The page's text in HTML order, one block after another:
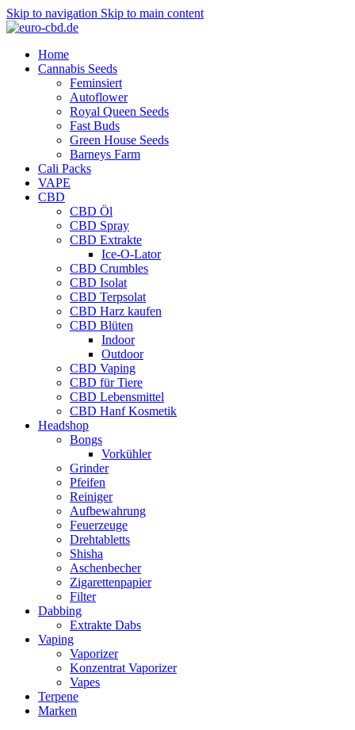
Skip to navigation Skip to main content
Home
Cannabis Seeds
Feminsiert
Autoflower
Royal Queen Seeds
Fast Buds
Green House Seeds
Barneys Farm
Cali Packs
VAPE
CBD
CBD Öl
CBD Spray
CBD Extrakte
Ice-O-Lator
CBD Crumbles
CBD Isolat
CBD Terpsolat
CBD Harz kaufen
CBD Blüten
Indoor
Outdoor
CBD Vaping
CBD für Tiere
CBD Lebensmittel
CBD Hanf Kosmetik
Headshop
Bongs
Vorkühler
Grinder
Pfeifen
Reiniger
Aufbewahrung
Feuerzeuge
Drehtabletts
Shisha
Aschenbecher
Zigarettenpapier
Filter
Dabbing
Extrakte Dabs
Vaping
Vaporizer
Konzentrat Vaporizer
Vapes
Terpene
Marken